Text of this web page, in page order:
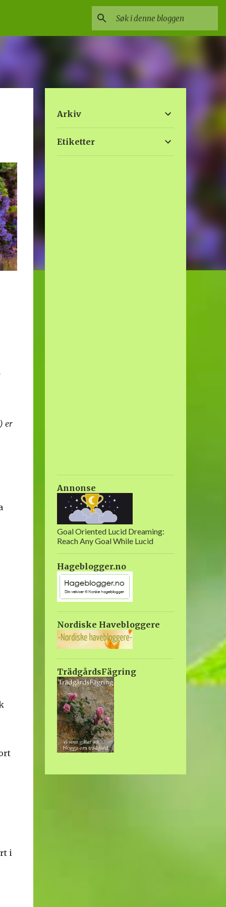
er
i
Arkiv
Etiketter
Annonse
Goal Oriented Lucid Dreaming:
Reach Any Goal While Lucid
Hageblogger.no
Nordiske Havebloggere
TrädgårdsFägring